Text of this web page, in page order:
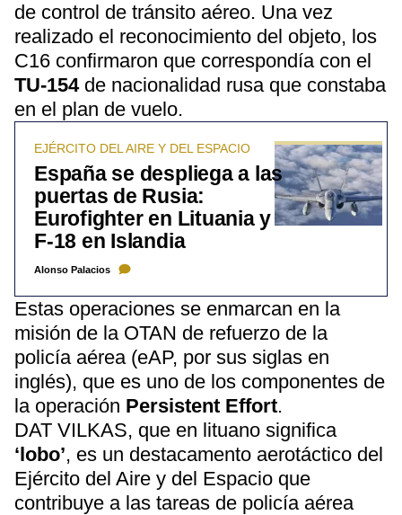
de control de tránsito aéreo. Una vez
realizado el reconocimiento del objeto, los
C16 confirmaron que correspondía con el
TU-154de nacionalidad rusa que constaba
en el plan de vuelo.
EJÉRCITO DEL AIRE Y DEL ESPACIO
España se despliega a las
puertas de Rusia:
Eurofighter en Lituania y
F-18 en Islandia
Alonso Palacios
Estas operaciones se enmarcan en la
misión de la OTAN de refuerzo de la
policía aérea (eAP, por sus siglas en
inglés), que es uno de los componentes de
la operación Persistent Effort.
DAT VILKAS, que en lituano significa
‘lobo’, es un destacamento aerotáctico del
Ejército del Aire y del Espacio que
contribuye a las tareas de policía aérea